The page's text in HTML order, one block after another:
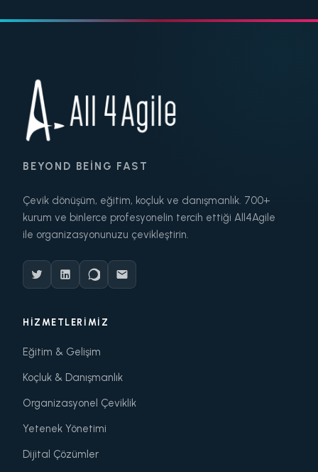
BEYOND BEING FAST
Çevik dönüşüm, eğitim, koçluk ve danışmanlık. 700+
kurum ve binlerce profesyonelin tercih ettiği All4Agile
ile organizasyonunuzu çevikleştirin.
HIZMETLERIMIZ
Eğitim & Gelişim
Koçluk & Danışmanlık
Organizasyonel Çeviklik
Yetenek Yönetimi
Dijital Çözümler